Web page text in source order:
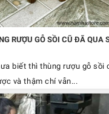
RƯỢU GỖ SỒI CŨ ĐÃ QUA
biết thì thùng rượu gỗ sồi
và thậm chí vẫn...